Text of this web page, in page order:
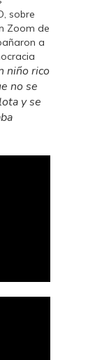
sobre
Zoom de
a
niño rico
no se
y se